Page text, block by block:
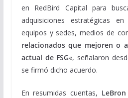
en RedBird Capital para
adquisiciones estratégicas
equipos y sedes, medios de
relacionados que mejoren o
actual de FSG«, señalaron
se firmó dicho acuerdo.
En resumidas cuentas,